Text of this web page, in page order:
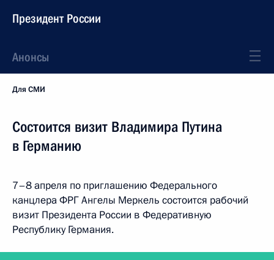
Президент России
Анонсы
Для СМИ
Состоится визит Владимира Путина
в Германию
7–8 апреля по приглашению Федерального
канцлера ФРГ Ангелы Меркель состоится рабочий
визит Президента России в Федеративную
Республику Германия.